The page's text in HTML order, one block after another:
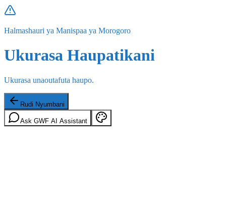
Halmashauri ya Manispaa ya Morogoro
Ukurasa Haupatikani
Ukurasa unaoutafuta haupo.
Rudi Nyumbani
Ask GWF AI Assistant